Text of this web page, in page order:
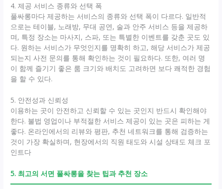
4. 제공 서비스 종류와 선택 폭
풀싸롱마다 제공하는 서비스의 종류와 선택 폭이 다르다. 일반적
으로는 테이블, 노래방, 무대 공연, 술과 안주 서비스 등을 제공하
며, 특정 장소는 마사지, 스파, 또는 특별한 이벤트를 갖춘 곳도 있
다. 원하는 서비스가 무엇인지를 명확히 하고, 해당 서비스가 제공
되는지 사전 문의를 통해 확인하는 것이 필요하다. 또한, 여러 명
이 함께 즐기기 좋은 룸 크기와 배치도 고려하면 보다 쾌적한 경험
을 할 수 있다.
5. 안전성과 신뢰성
이용하는 곳이 안전하고 신뢰할 수 있는 곳인지 반드시 확인해야
한다. 불법 영업이나 부적절한 서비스 제공이 있는 곳은 피하는 게
좋다. 온라인에서의 리뷰와 평판, 추천 네트워크를 통해 검증하는
것이 가장 확실하며, 현장에서의 직원 태도와 시설 상태도 체크 포
인트다
5. 최고의 서면 풀싸롱을 찾는 팁과 추천 장소